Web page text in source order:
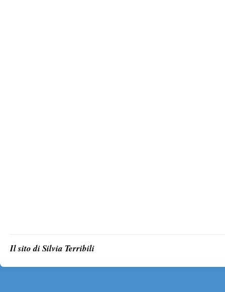
Il sito di Silvia Terribili